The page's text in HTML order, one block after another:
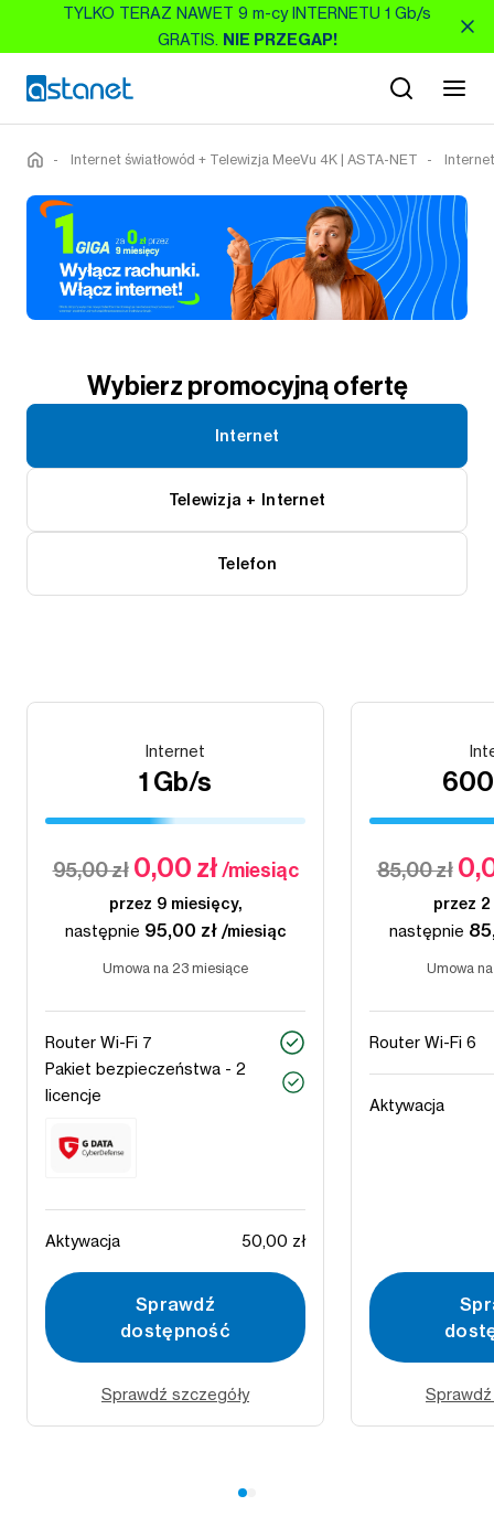
TYLKO TERAZ NAWET 9 m-cy INTERNETU 1 Gb/s
GRATIS. NIE PRZEGAP!
- Internet światłowód + Telewizja MeeVu 4K | ASTA-NET - Internet
Wybierz promocyjną ofertę
Internet
Telewizja + Internet
Telefon
Internet
1 Gb/s
95,00 zł 0,00 zł /miesiąc
przez 9 miesięcy,
następnie 95,00 zł /miesiąc
Umowa na 23 miesiące
Router Wi-Fi 7
Pakiet bezpieczeństwa - 2
licencje
Aktywacja 50,00 zł
Sprawdź
dostępność
Sprawdź szczegóły
85,00 zł
przez
następnie
Umowa
Router Wi-Fi 6
Aktywacja